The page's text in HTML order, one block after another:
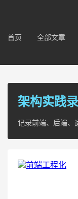
首页 全部文章
架构实践录
记录前端、后端、